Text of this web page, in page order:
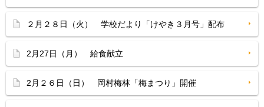
２月２８日（火） 学校だより「けやき３月号」配布
2月27日（月） 給食献立
2月２６日（日） 岡村梅林「梅まつり」開催